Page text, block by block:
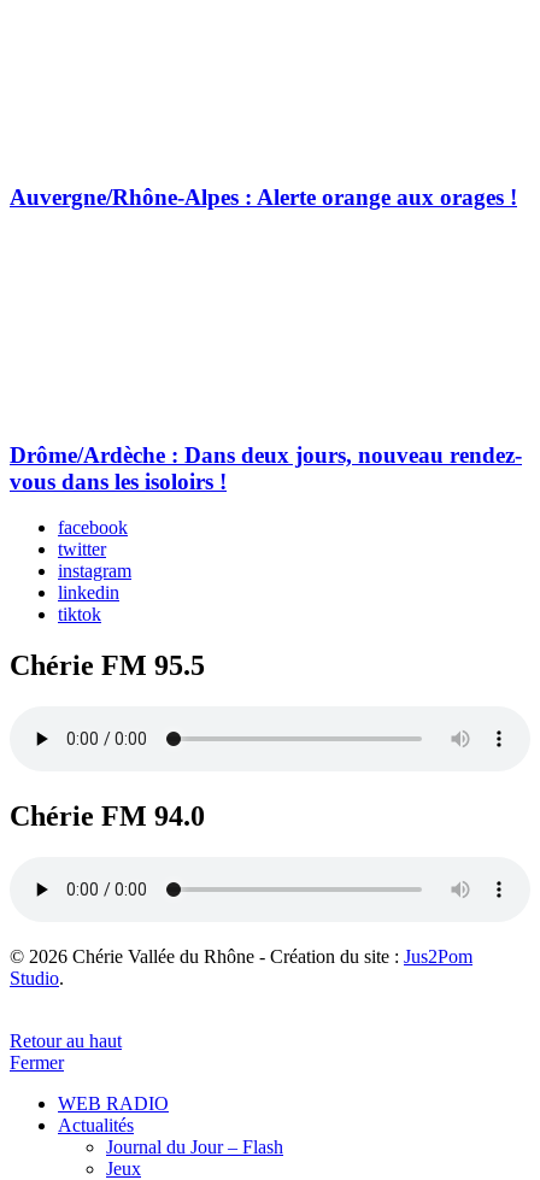
Auvergne/Rhône-Alpes : Alerte orange aux orages !
Drôme/Ardèche : Dans deux jours, nouveau rendez-
vous dans les isoloirs !
facebook
twitter
instagram
linkedin
tiktok
Chérie FM 95.5
Chérie FM 94.0
© 2026 Chérie Vallée du Rhône - Création du site : Jus2Pom
Studio.
Retour au haut
Fermer
WEB RADIO
Actualités
Journal du Jour – Flash
Jeux